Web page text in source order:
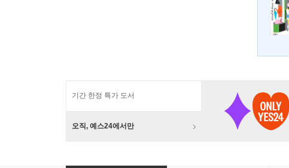
기간 한정 특가 도서
오직, 예스24에서만